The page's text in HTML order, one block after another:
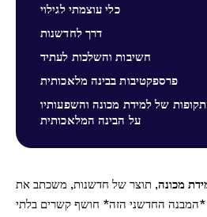
כלי עוצמתי לגילוי
דרך לחדשנות
חשיבות והשלכות לעתיד
פרספקטיבות בבינה מלאכותית
של למידת מכונה והשפעותיו
על הבינה המלאכותית
מכונה, תוצר של חדשנות, משכתב את
*המבנה החדשני הזה* חושף קשרים בלתי